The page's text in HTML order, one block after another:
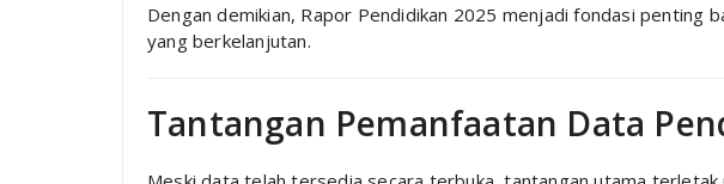
Dengan demikian, Rapor Pendidikan 2025 menjadi fondasi penting
yang berkelanjutan.
Tantangan Pemanfaatan Data